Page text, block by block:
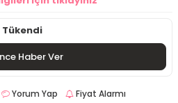
Tükendi
Haber Ver
Yorum Yap Fiyat Alarmı